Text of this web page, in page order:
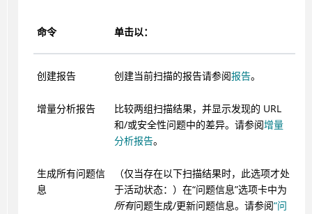
命令 单击以：
创建报告 创建当前扫描的报告请参阅报告。
增量分析报告
比较两组扫描结果，并显示发现的 URL
和/或安全性问题中的差异。请参阅增量
分析报告。
生成所有问题信
息
（仅当存在以下扫描结果时，此选项才处
于活动状态：）在“问题信息”选项卡中为
所有问题生成/更新问题信息。请参阅“问